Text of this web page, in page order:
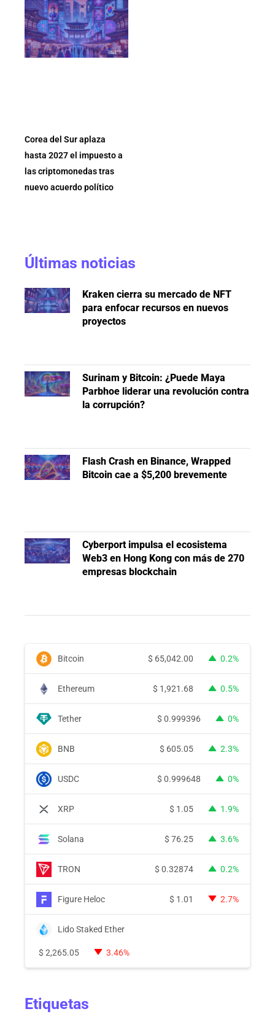
Corea del Sur aplaza
hasta 2027 el impuesto a
las criptomonedas tras
nuevo acuerdo político
Últimas noticias
Kraken cierra su mercado de NFT
para enfocar recursos en nuevos
proyectos
Surinam y Bitcoin: ¿Puede Maya
Parbhoe liderar una revolución contra
la corrupción?
Flash Crash en Binance, Wrapped
Bitcoin cae a $5,200 brevemente
Cyberport impulsa el ecosistema
Web3 en Hong Kong con más de 270
empresas blockchain
Bitcoin $ 65,042.00 0.2%
Ethereum $ 1,921.68 0.5%
Tether $ 0.999396 0%
BNB $ 605.05 2.3%
USDC $ 0.999648 0%
XRP $ 1.05 1.9%
Solana $ 76.25 3.6%
TRON $ 0.32874 0.2%
Figure Heloc $ 1.01 2.7%
Lido Staked Ether
$ 2,265.05 3.46%
Etiquetas